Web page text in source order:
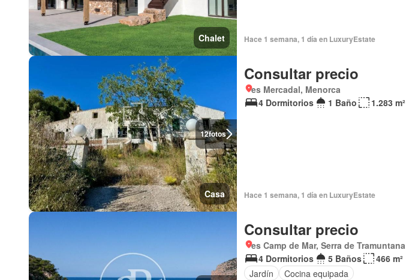
Chalet Hace 1 semana, 1 día en LuxuryEstate
12fotos
Casa
Consultar precio
es Mercadal, Menorca
4 Dormitorios
1 Baño 1.283 m²
Hace 1 semana, 1 día en LuxuryEstate
Consultar precio
es Camp de Mar, Serra de Tramuntana
4 Dormitorios
5 Baños
466 m²
Jardín
Cocina equipada